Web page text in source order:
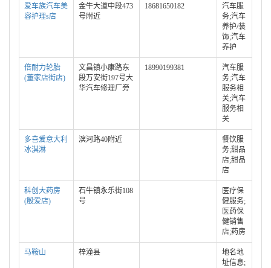
爱车族汽车美
容护理s店
金牛大道中段473
号附近
18681650182
汽车服
务;汽车
养护/装
饰;汽车
养护
倍耐力轮胎
(董家店街店)
文昌镇小康路东
段万安街197号大
华汽车修理厂旁
18990199381
汽车服
务;汽车
服务相
关;汽车
服务相
关
多喜爱意大利
冰淇淋
滨河路40附近
餐饮服
务;甜品
店;甜品
店
科创大药房
(殷爱店)
石牛镇永乐街108
号
医疗保
健服务;
医药保
健销售
店;药房
马鞍山 梓潼县
地名地
址信息;